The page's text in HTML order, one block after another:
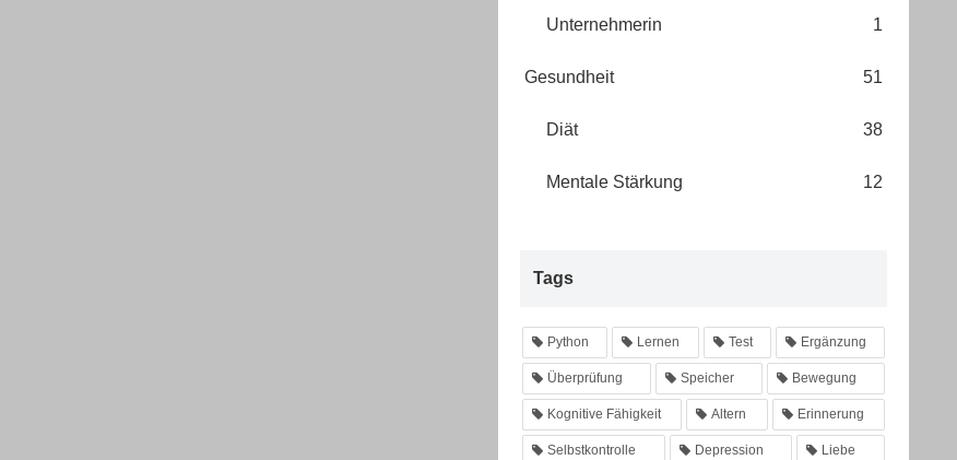
Unternehmerin 1
Gesundheit 51
Diät 38
Mentale Stärkung 12
Tags
Python Lernen Test Ergänzung
Überprüfung Speicher Bewegung
Kognitive Fähigkeit Altern Erinnerung
Selbstkontrolle Depression Liebe